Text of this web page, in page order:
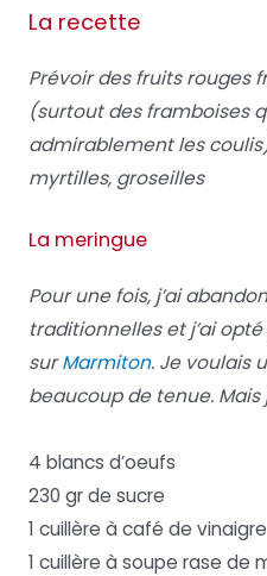
La recette
Prévoir des fruits rouges
(surtout des framboises
admirablement les
myrtilles, groseilles
La meringue
Pour une fois, j’ai
traditionnelles et j’ai
surMarmiton. Je voulais
beaucoup de tenue. Mais
4 blancs d’oeufs
230 gr de sucre
1 cuillère à café de vinaigre
1 cuillère à soupe rase de